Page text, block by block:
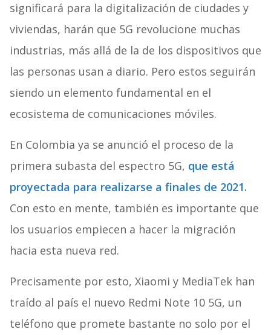
significará para la digitalización de ciudades y
viviendas, harán que 5G revolucione muchas
industrias, más allá de la de los dispositivos que
las personas usan a diario. Pero estos seguirán
siendo un elemento fundamental en el
ecosistema de comunicaciones móviles.
En Colombia ya se anunció el proceso de la
primera subasta del espectro 5G, que está
proyectada para realizarse a finales de 2021.
Con esto en mente, también es importante que
los usuarios empiecen a hacer la migración
hacia esta nueva red.
Precisamente por esto, Xiaomi y MediaTek han
traído al país el nuevo Redmi Note 10 5G, un
teléfono que promete bastante no solo por el